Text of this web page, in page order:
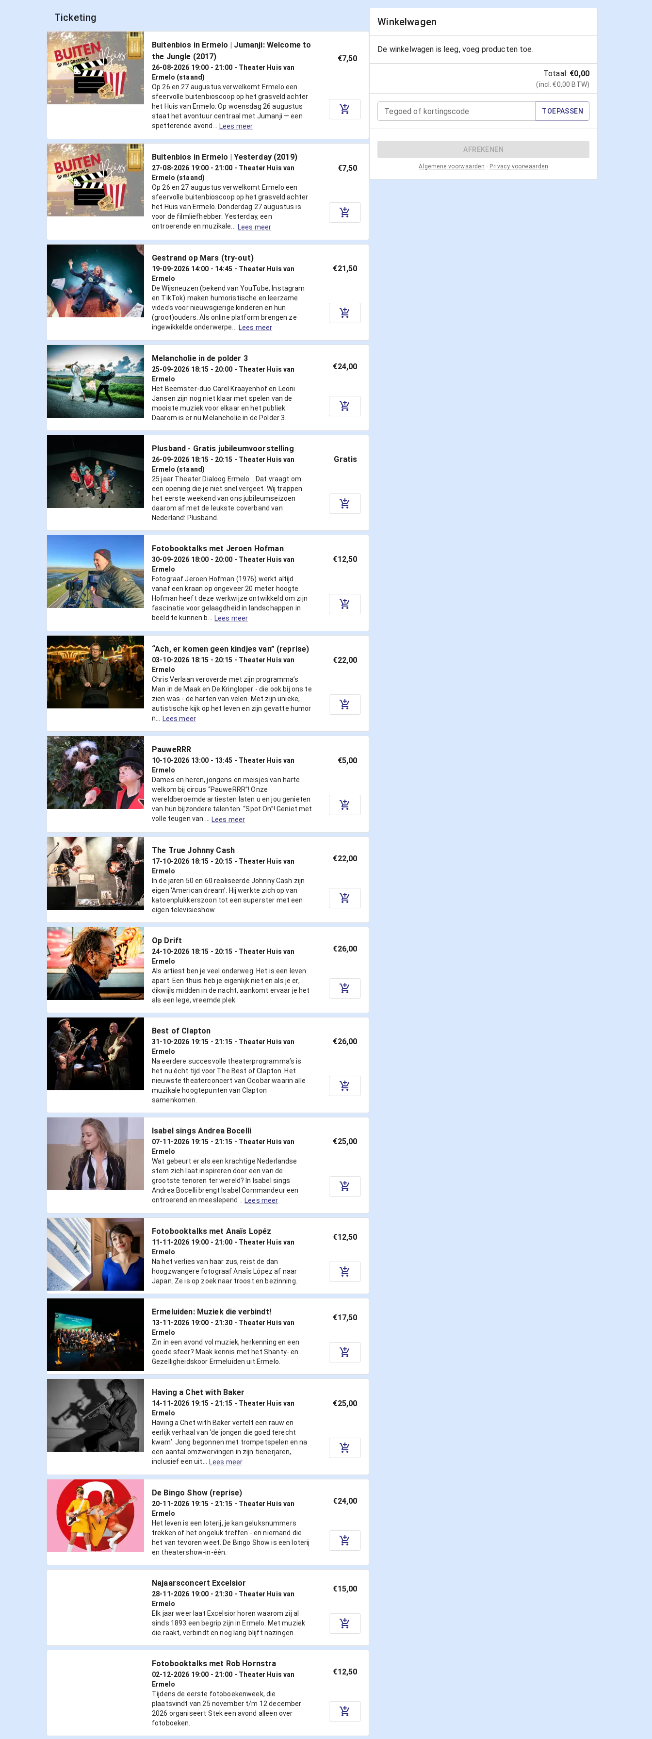
Ticketing
Buitenbios in Ermelo | Jumanji: Welcome to
the Jungle (2017)
26-08-2026 19:00 - 21:00 - Theater Huis van
Ermelo (staand)
Op 26 en 27 augustus verwelkomt Ermelo een
sfeervolle buitenbioscoop op het grasveld achter
het Huis van Ermelo. Op woensdag 26 augustus
staat het avontuur centraal met Jumanji — een
spetterende avond...
Lees meer
€7,50
Buitenbios in Ermelo | Yesterday (2019)
27-08-2026 19:00 - 21:00 - Theater Huis van
Ermelo (staand)
Op 26 en 27 augustus verwelkomt Ermelo een
sfeervolle buitenbioscoop op het grasveld achter
het Huis van Ermelo. Donderdag 27 augustus is
voor de filmliefhebber: Yesterday, een
ontroerende en muzikale... Lees meer
€7,50
Gestrand op Mars (try-out)
19-09-2026 14:00 - 14:45 - Theater Huis van
Ermelo
De Wijsneuzen (bekend van YouTube, Instagram
en TikTok) maken humoristische en leerzame
video’s voor nieuwsgierige kinderen en hun
(groot)ouders. Als online platform brengen ze
ingewikkelde onderwerpe...
Lees meer
€21,50
Melancholie in de polder 3
25-09-2026 18:15 - 20:00 - Theater Huis van
Ermelo
Het Beemster-duo Carel Kraayenhof en Leoni
Jansen zijn nog niet klaar met spelen van de
mooiste muziek voor elkaar en het publiek.
Daarom is er nu Melancholie in de Polder 3.
€24,00
Plusband - Gratis jubileumvoorstelling
26-09-2026 18:15 - 20:15 - Theater Huis van
Ermelo (staand)
25 jaar Theater Dialoog Ermelo... Dat vraagt om
een opening die je niet snel vergeet. Wij trappen
het eerste weekend van ons jubileumseizoen
daarom af met de leukste coverband van
Nederland: Plusband.
Gratis
Fotobooktalks met Jeroen Hofman
30-09-2026 18:00 - 20:00 - Theater Huis van
Ermelo
Fotograaf Jeroen Hofman (1976) werkt altijd
vanaf een kraan op ongeveer 20 meter hoogte.
Hofman heeft deze werkwijze ontwikkeld om zijn
fascinatie voor gelaagdheid in landschappen in
beeld te kunnen b...
Lees meer
€12,50
“Ach, er komen geen kindjes van” (reprise)
03-10-2026 18:15 - 20:15 - Theater Huis van
Ermelo
Chris Verlaan veroverde met zijn programma’s
Man in de Maak en De Kringloper - die ook bij ons te
zien was - de harten van velen. Met zijn unieke,
autistische kijk op het leven en zijn gevatte humor
n...
Lees meer
€22,00
PauweRRR
10-10-2026 13:00 - 13:45 - Theater Huis van
Ermelo
Dames en heren, jongens en meisjes van harte
welkom bij circus “PauweRRR”! Onze
wereldberoemde artiesten laten u en jou genieten
van hun bijzondere talenten. “Spot On”! Geniet met
volle teugen van ... Lees meer
€5,00
The True Johnny Cash
17-10-2026 18:15 - 20:15 - Theater Huis van
Ermelo
In de jaren 50 en 60 realiseerde Johnny Cash zijn
eigen ‘American dream’. Hij werkte zich op van
katoenplukkerszoon tot een superster met een
eigen televisieshow.
€22,00
Op Drift
24-10-2026 18:15 - 20:15 - Theater Huis van
Ermelo
Als artiest ben je veel onderweg. Het is een leven
apart. Een thuis heb je eigenlijk niet en als je er,
dikwijls midden in de nacht, aankomt ervaar je het
als een lege, vreemde plek.
€26,00
Best of Clapton
31-10-2026 19:15 - 21:15 - Theater Huis van
Ermelo
Na eerdere succesvolle theaterprogramma’s is
het nu écht tijd voor The Best of Clapton. Het
nieuwste theaterconcert van Ocobar waarin alle
muzikale hoogtepunten van Clapton
samenkomen.
€26,00
Isabel sings Andrea Bocelli
07-11-2026 19:15 - 21:15 - Theater Huis van
Ermelo
Wat gebeurt er als een krachtige Nederlandse
stem zich laat inspireren door een van de
grootste tenoren ter wereld? In Isabel sings
Andrea Bocelli brengt Isabel Commandeur een
ontroerend en meeslepend...
Lees meer
€25,00
Fotobooktalks met Anaïs Lopéz
11-11-2026 19:00 - 21:00 - Theater Huis van
Ermelo
Na het verlies van haar zus, reist de dan
hoogzwangere fotograaf Anaïs López af naar
Japan. Ze is op zoek naar troost en bezinning.
€12,50
Ermeluiden: Muziek die verbindt!
13-11-2026 19:00 - 21:30 - Theater Huis van
Ermelo
Zin in een avond vol muziek, herkenning en een
goede sfeer? Maak kennis met het Shanty- en
Gezelligheidskoor Ermeluiden uit Ermelo.
€17,50
Having a Chet with Baker
14-11-2026 19:15 - 21:15 - Theater Huis van
Ermelo
Having a Chet with Baker vertelt een rauw en
eerlijk verhaal van ‘de jongen die goed terecht
kwam’. Jong begonnen met trompetspelen en na
een aantal omzwervingen in zijn tienerjaren,
inclusief een uit...
Lees meer
€25,00
De Bingo Show (reprise)
20-11-2026 19:15 - 21:15 - Theater Huis van
Ermelo
Het leven is een loterij, je kan geluksnummers
trekken of het ongeluk treffen - en niemand die
het van tevoren weet. De Bingo Show is een loterij
en theatershow-in-één.
€24,00
Najaarsconcert Excelsior
28-11-2026 19:00 - 21:30 - Theater Huis van
Ermelo
Elk jaar weer laat Excelsior horen waarom zij al
sinds 1893 een begrip zijn in Ermelo. Met muziek
die raakt, verbindt en nog lang blijft nazingen.
€15,00
Fotobooktalks met Rob Hornstra
02-12-2026 19:00 - 21:00 - Theater Huis van
Ermelo
Tijdens de eerste fotoboekenweek, die
plaatsvindt van 25 november t/m 12 december
2026 organiseert Stek een avond alleen over
fotoboeken.
€12,50
Winkelwagen
De winkelwagen is leeg, voeg producten toe.
Totaal: €0,00
(incl. €0,00 BTW)
Tegoed of kortingscode TOEPASSEN
AFREKENEN
Algemene voorwaarden Privacy voorwaarden